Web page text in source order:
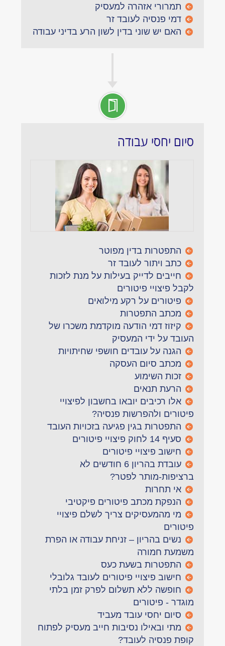
תמרורי אזהרה למעסיק
דמי פנסיה לעובד זר
האם יש שוני בדין לשון הרע בדיני עבודה
סיום יחסי עבודה
התפטרות בדין מפוטר
כתב ויתור לעובד זר
חייבים לדייק בעילות על מנת לזכות
לקבל פיצויי פיטורים
פיטורים על רקע מילואים
מכתב התפטרות
קיזוז דמי הודעה מוקדמת משכרו של
העובד על ידי המעסיק
הגנה על עובדים חושפי שחיתויות
מכתב סיום העסקה
זכות השימוע
הרעת תנאים
אלו רכיבים יובאו בחשבון לפיצויי
פיטורים ולהפרשות פנסיה?
התפטרות בגין פגיעה בזכויות העובד
סעיף 14 לחוק פיצויי פיטורים
חישוב פיצויי פיטורים
עובדת בהריון 6 חודשים לא
ברציפות-מותר לפטר?
אי תחרות
הנפקת מכתב פיטורים פיקטיבי
מי מהמעסיקים צריך לשלם פיצויי
פיטורים
נשים בהריון – זניחת עבודה או הפרת
משמעת חמורה
התפטרות בשעת כעס
חישוב פיצויי פיטורים לעובד גלובלי
חופשה ללא תשלום לפרק זמן בלתי
מוגדר - פיטורים
סיום יחסי עובד מעביד
מתי ובאילו נסיבות חייב מעסיק לפתוח
קופת פנסיה לעובד?